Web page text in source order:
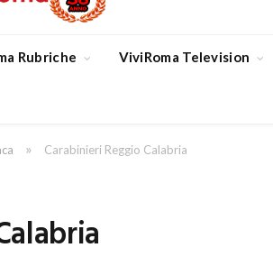
Rubriche ViviRoma Television
» Carabinieri Reggio Calabria